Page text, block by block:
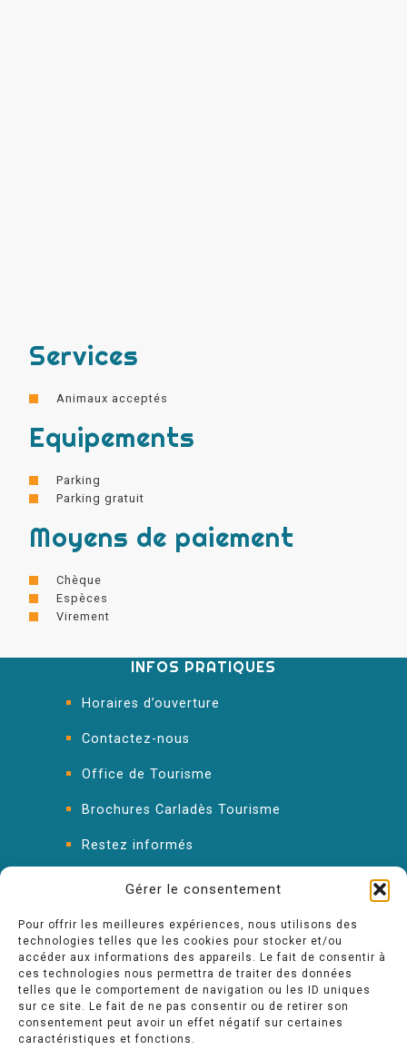
Gérer le consentement
Pour offrir les meilleures expériences, nous utilisons des
technologies telles que les cookies pour stocker et/ou
accéder aux informations des appareils. Le fait de consentir à
ces technologies nous permettra de traiter des données
telles que le comportement de navigation ou les ID uniques
sur ce site. Le fait de ne pas consentir ou de retirer son
consentement peut avoir un effet négatif sur certaines
caractéristiques et fonctions.
Services
Animaux acceptés
Equipements
Parking
Parking gratuit
Moyens de paiement
Chèque
Espèces
Virement
INFOS PRATIQUES
Horaires d’ouverture
Contactez-nous
Office de Tourisme
Brochures Carladès Tourisme
Restez informés
FAQ : les réponses à vos questions